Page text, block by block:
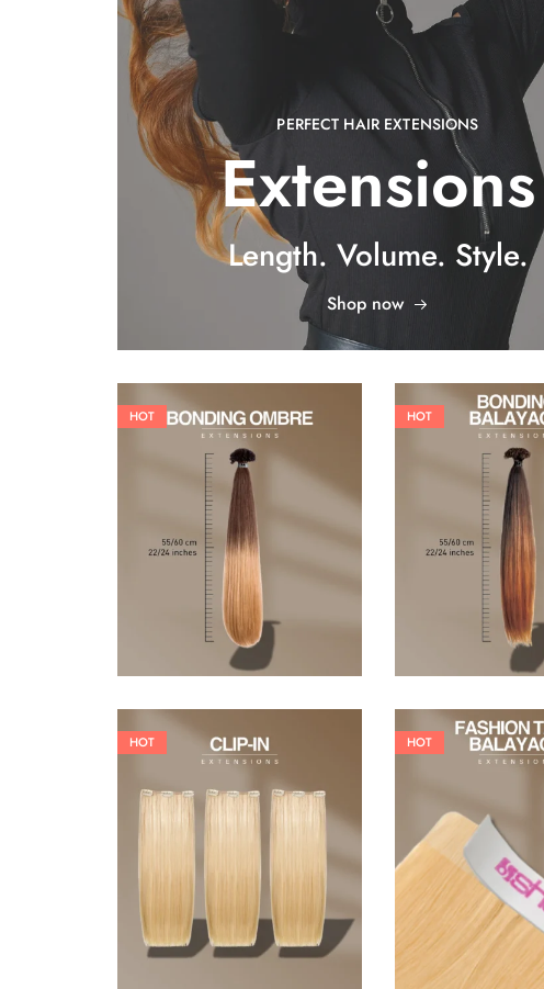
PERFECT HAIR EXTENSIONS
Extensions
Length. Volume. Style.
Shop now
HOT
26,62
HOT
26,62
HOT
145,20
HOT
96,80€